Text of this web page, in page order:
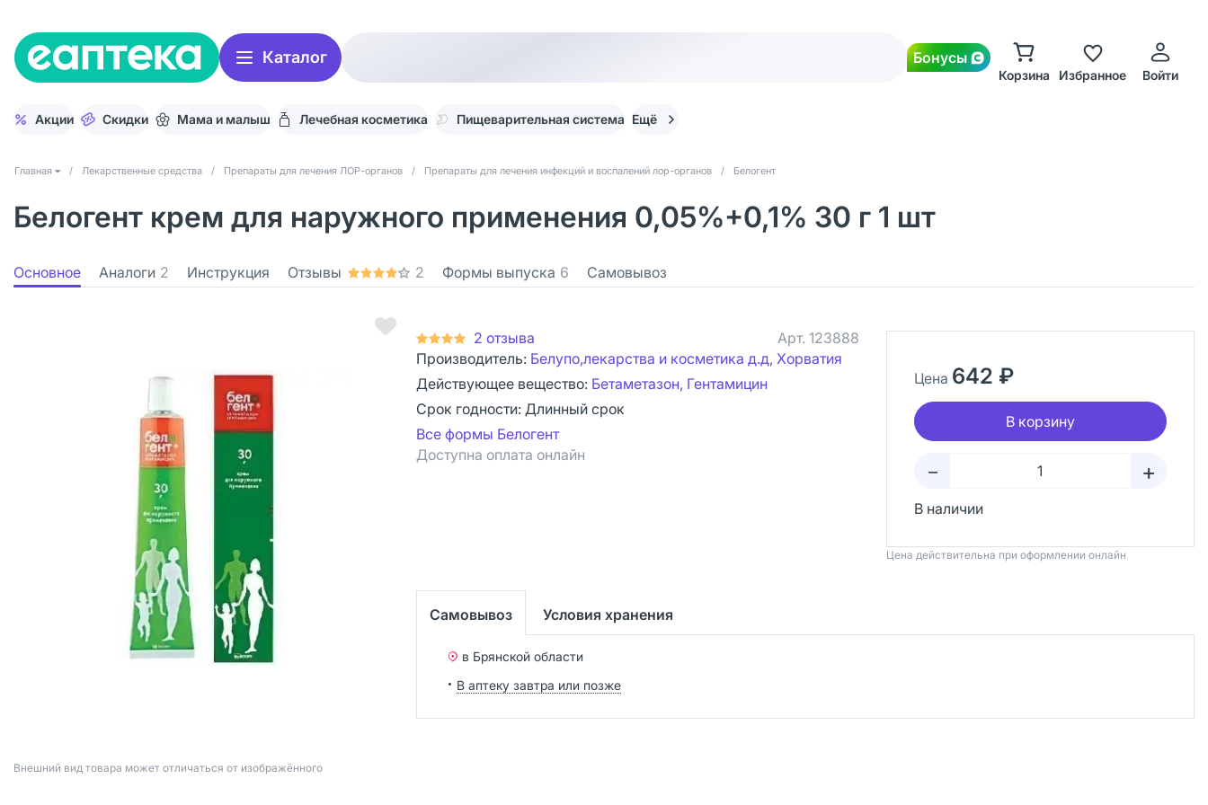
Каталог Бонусы
Корзина Избранное Войти
Акции Скидки Мама и малыш Лечебная косметика Пищеварительная система Ещё
Главная / Лекарственные средства / Препараты для лечения ЛОР-органов / Препараты для лечения инфекций и воспалений лор-органов / Белогент
Белогент крем для наружного применения 0,05%+0,1% 30 г 1 шт
Основное Аналоги 2 Инструкция Отзывы 2 Формы выпуска 6 Самовывоз
Bнешний вид товара может отличаться от изображённого
2 отзыва Арт. 123888
Производитель: Белупо,лекарства и косметика д.д, Хорватия
Действующее вещество: Бетаметазон, Гентамицин
Срок годности: Длинный срок
Все формы Белогент
Доступна оплата онлайн
Цена 642 ₽
В корзину
– +
В наличии
Цена действительна при оформлении онлайн
Самовывоз Условия хранения
в Брянской области
В аптеку завтра или позже